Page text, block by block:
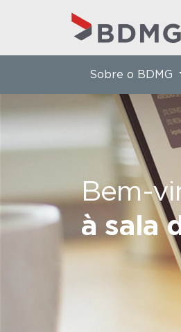
Bem-
à sala
Sobre o BDMG